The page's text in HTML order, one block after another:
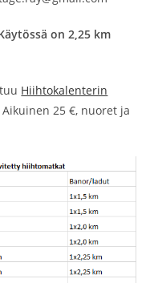
on 2,25 km
Hiihtokalenterin
25 €, nuoret ja